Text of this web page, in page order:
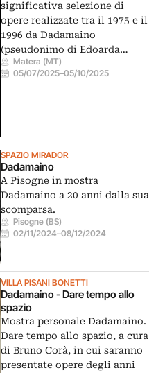
significativa selezione di
opere realizzate tra il 1975 e il
1996 da Dadamaino
(pseudonimo di Edoarda…
Matera (MT)
05/07/2025–05/10/2025
SPAZIO MIRADOR
Dadamaino
A Pisogne in mostra
Dadamaino a 20 anni dalla sua
scomparsa.
Pisogne (BS)
02/11/2024–08/12/2024
VILLA PISANI BONETTI
Dadamaino - Dare tempo allo
spazio
Mostra personale Dadamaino.
Dare tempo allo spazio, a cura
di Bruno Corà, in cui saranno
presentate opere degli anni